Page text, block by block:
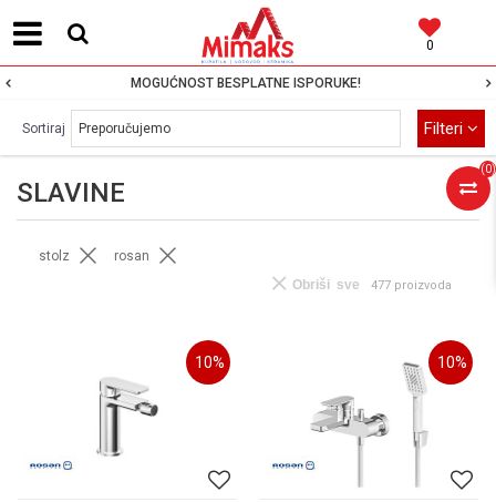
0
MOGUĆNOST BESPLATNE ISPORUKE!
(0)
SLAVINE
Sortiraj Filteri
stolz rosan
477 proizvoda
Obriši sve
10% 10%